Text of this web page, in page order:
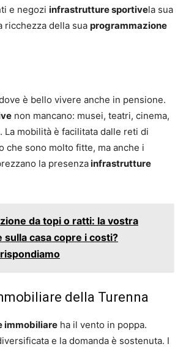
e negozi infrastrutture sportivela sua
ricchezza della sua programmazione
è bello vivere anche in pensione.
non mancano: musei, teatri, cinema,
La mobilità è facilitata dalle reti di
che sono molto fitte, ma anche i
la presenzainfrastrutture
da topi o ratti: la vostra
sulla casa copre i costi?
della Turenna
immobiliare ha il vento in poppa.
e la domanda è sostenuta. I